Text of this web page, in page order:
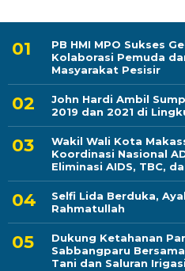
PB HMI MPO Sukses
Kolaborasi Pemuda
Masyarakat Pesisir
John Hardi Ambil
2019 dan 2021 di
Wakil Wali Kota
Koordinasi Nasional
Eliminasi AIDS, TBC,
Selfi Lida Berduka,
Rahmatullah
Dukung Ketahanan
Sabbangparu
Tani dan Saluran Irigasi